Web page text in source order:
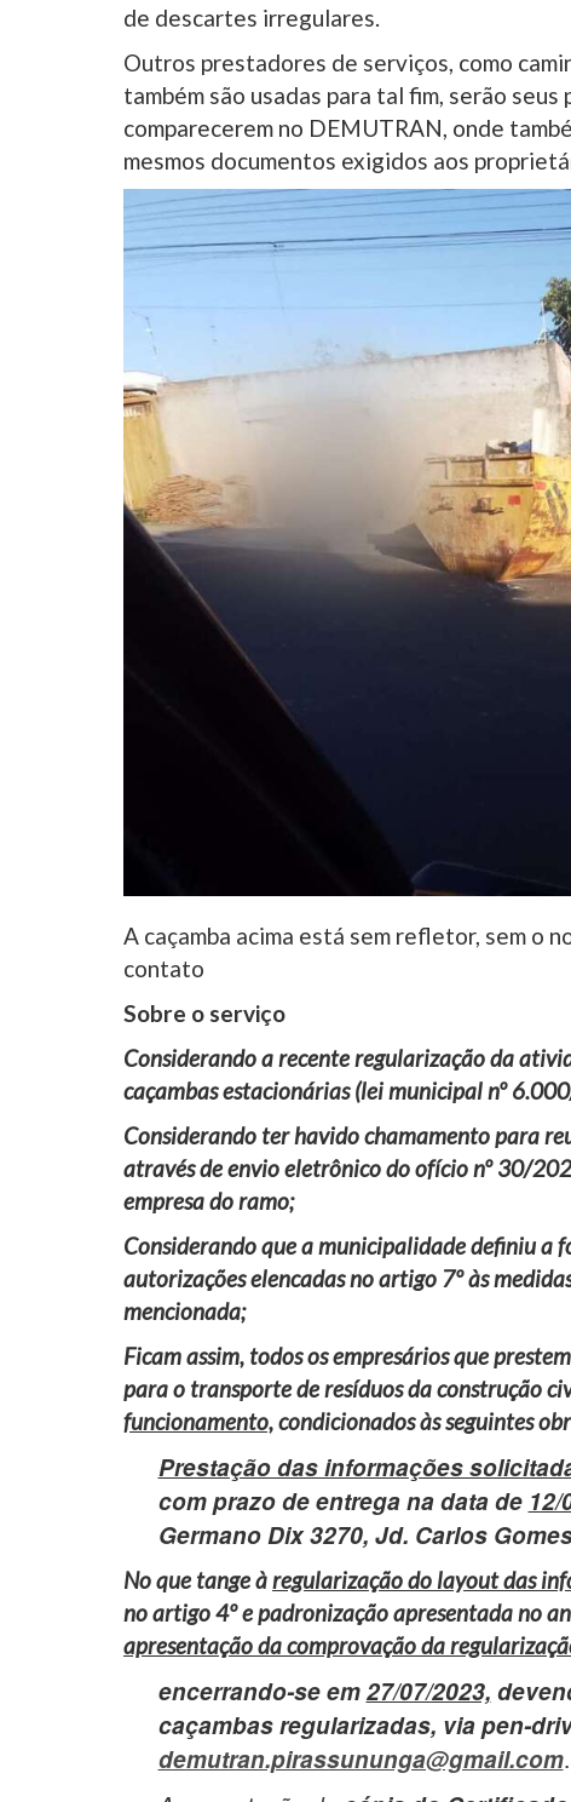
de descartes irregulares.
Outros prestadores de serviços, como
também são usadas para tal fim, serão
comparecerem no DEMUTRAN, onde
mesmos documentos exigidos aos
A caçamba acima está sem refletor, sem o
contato
Sobre o serviço
Considerando a recente regularização da
caçambas estacionárias (lei municipal nº
Considerando ter havido chamamento para
através de envio eletrônico do ofício nº 30/
empresa do ramo;
Considerando que a municipalidade definiu a
autorizações elencadas no artigo 7º às
mencionada;
Ficam assim, todos os empresários que
para o transporte de resíduos da construção
funcionamento,condicionados às seguintes
Prestação das informações
com prazo de entrega na data de 12/
Germano Dix 3270, Jd. Carlos
No que tange àregularização do layout das
no artigo 4º e padronização apresentada no
apresentação da comprovação da
encerrando-se em27/07/2023,
caçambas regularizadas, via pen-
demutran.pirassununga@gmail.com.